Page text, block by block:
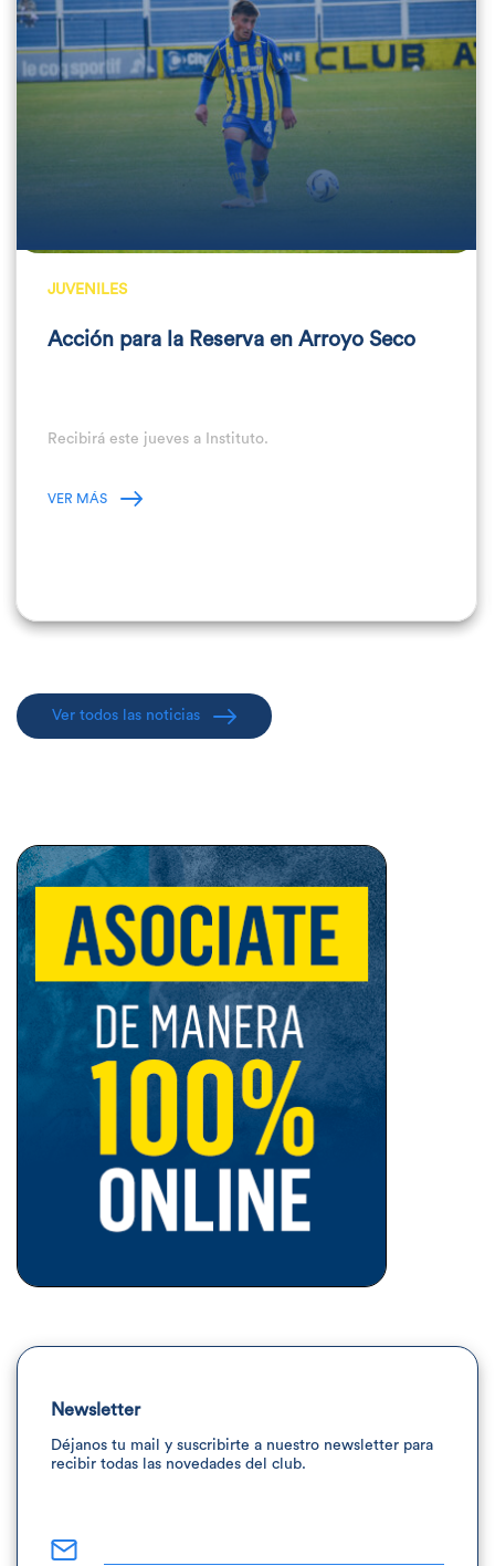
Newsletter
Déjanos tu mail y suscribirte a nuestro newsletter para
recibir todas las novedades del club.
JUVENILES
Acción para la Reserva en Arroyo Seco
Recibirá este jueves a Instituto.
VER MÁS
Ver todos las noticias